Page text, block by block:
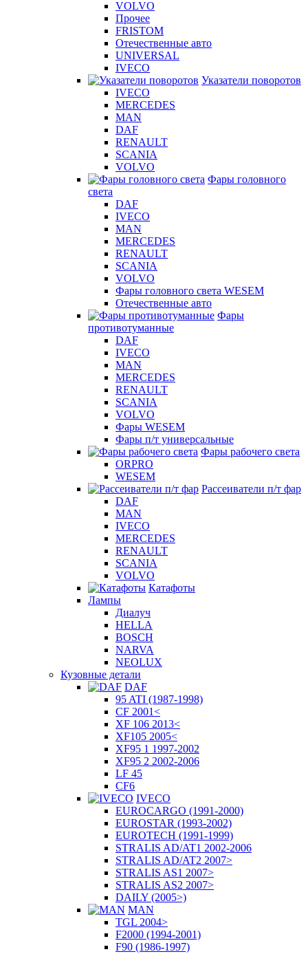
VOLVO
Прочее
FRISTOM
Отечественные авто
UNIVERSAL
IVECO
Указатели поворотов
IVECO
MERCEDES
MAN
DAF
RENAULT
SCANIA
VOLVO
Фары головного
света
DAF
IVECO
MAN
MERCEDES
RENAULT
SCANIA
VOLVO
Фары головного света WESEM
Отечественные авто
Фары
противотуманные
DAF
IVECO
MAN
MERCEDES
RENAULT
SCANIA
VOLVO
Фары WESEM
Фары п/т универсальные
Фары рабочего света
ORPRO
WESEM
Рассеиватели п/т фар
DAF
MAN
IVECO
MERCEDES
RENAULT
SCANIA
VOLVO
Катафоты
Лампы
Диалуч
HELLA
BOSCH
NARVA
NEOLUX
Кузовные детали
DAF
95 ATI (1987-1998)
CF 2001<
XF 106 2013<
XF105 2005<
XF95 1 1997-2002
XF95 2 2002-2006
LF 45
CF6
IVECO
EUROCARGO (1991-2000)
EUROSTAR (1993-2002)
EUROTECH (1991-1999)
STRALIS AD/AT1 2002-2006
STRALIS AD/AT2 2007>
STRALIS AS1 2007>
STRALIS AS2 2007>
DAILY (2005>)
MAN
TGL 2004>
F2000 (1994-2001)
F90 (1986-1997)